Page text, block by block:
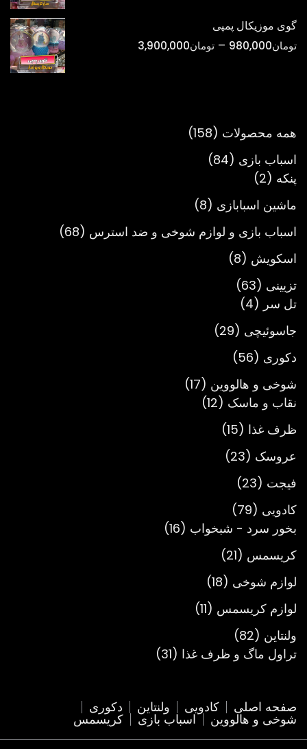
تومان900,000
گوی موزیکال پمپی
تومان980,000
– تومان3,900,000
همه محصولات
158
158
اسباب بازی 84
84
پنکه 2
2
محصول
ماشین اسبابازی 8
8
اسباب بازی و لوازم شوخی و ضد استرس 68
68
اسکویش 8
8
تزیینی 63
63
محصول
تل سر 4
4
محصول
جاسوئیچی 29
29
دکوری 56
56
محصول
شوخی و هالووین 17
17
نقاب و ماسک 12
12
ظرف غذا 15
15
محصول
عروسک 23
23
فیجت 23
23
محصول
کادویی 79
79
محصول
بخور سرد - شبخواب 16
16
کریسمس 21
21
محصول
لوازم شوخی 18
18
محصول
لوازم کریسمس 11
11
ولنتاین 82
82
محصول
تراول ماگ و ظرف غذا 31
31
صفحه اصلی کادویی ولنتاین دکوری
شوخی و هالووین اسباب بازی کریسمس